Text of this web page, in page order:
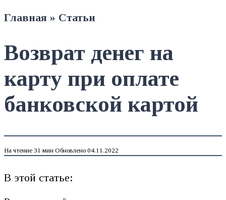
Главная » Статьи
Возврат денег на
карту при оплате
банковской картой
На чтение 31 мин Обновлено 04.11.2022
В этой статье: